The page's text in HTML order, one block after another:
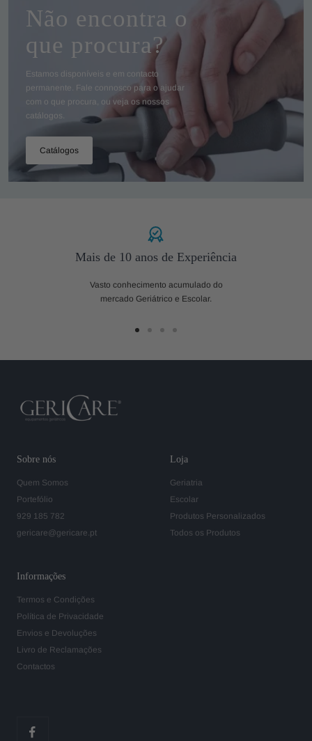
Não encontra o
que procura?
Estamos disponíveis e em contacto
permanente. Fale connosco para o ajudar
com o que procura, ou veja os nossos
catálogos.
Catálogos
Mais de 10 anos de Experiência
Vasto conhecimento acumulado do
mercado Geriátrico e Escolar.
Sobre nós
Quem Somos
Portefólio
929 185 782
gericare@gericare.pt
Loja
Geriatria
Escolar
Produtos Personalizados
Todos os Produtos
Informações
Termos e Condições
Política de Privacidade
Envios e Devoluções
Livro de Reclamações
Contactos